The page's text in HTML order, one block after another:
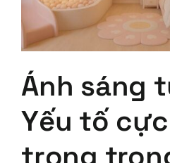
Ánh sáng
Yếu tố